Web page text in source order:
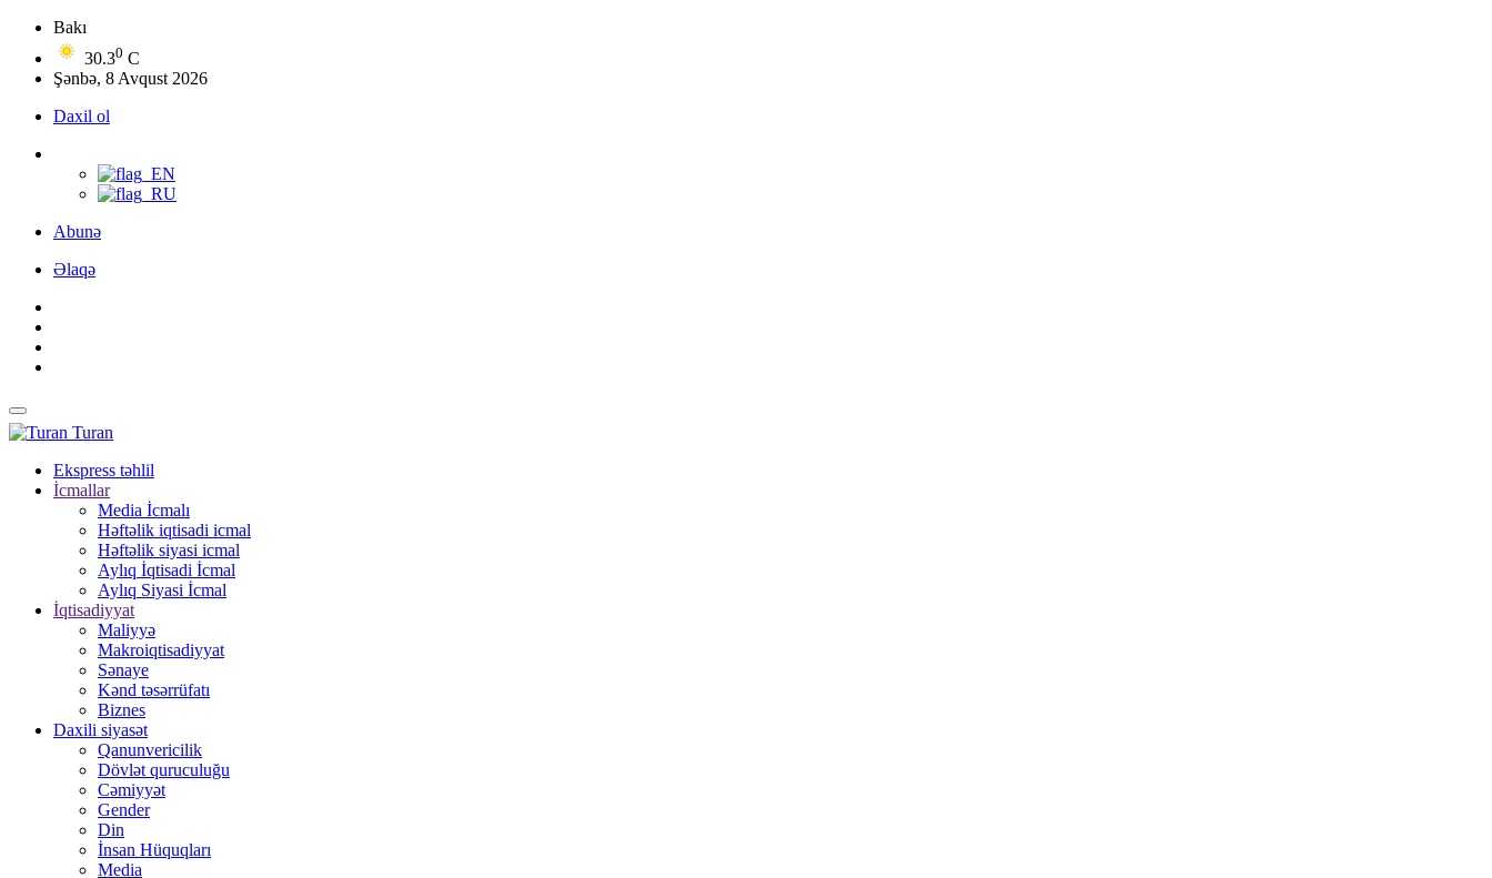
Bakı
30.30 C
Şənbə, 8 Avqust 2026
Daxil ol
Abunə
Əlaqə
Turan
Ekspress təhlil
İcmallar
Media İcmalı
Həftəlik iqtisadi icmal
Həftəlik siyasi icmal
Aylıq İqtisadi İcmal
Aylıq Siyasi İcmal
İqtisadiyyat
Maliyyə
Makroiqtisadiyyat
Sənaye
Kənd təsərrüfatı
Biznes
Daxili siyasət
Qanunvericilik
Dövlət quruculuğu
Cəmiyyət
Gender
Din
İnsan Hüquqları
Media